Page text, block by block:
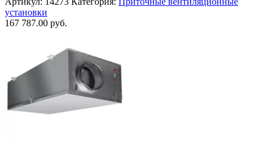
установки
167 787.00 руб.